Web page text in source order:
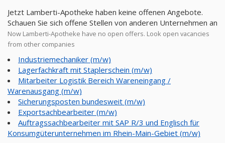
Jetzt Lamberti-Apotheke haben keine offenen Angebote.
Schauen Sie sich offene Stellen von anderen Unternehmen an
Now Lamberti-Apotheke have no open offers. Look open vacancies
from other companies
Industriemechaniker (m/w)
Lagerfachkraft mit Staplerschein (m/w)
Mitarbeiter Logistik Bereich Wareneingang /
Warenausgang (m/w)
Sicherungsposten bundesweit (m/w)
Exportsachbearbeiter (m/w)
Auftragssachbearbeiter mit SAP R/3 und Englisch für
Konsumgüterunternehmen im Rhein-Main-Gebiet (m/w)